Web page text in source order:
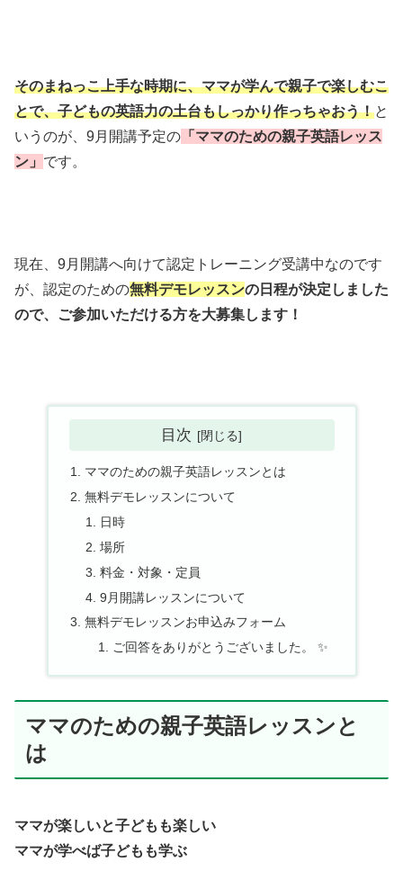
そのまねっこ上手な時期に、ママが学んで親子で楽しむこ
とで、子どもの英語力の土台もしっかり作っちゃおう！と
いうのが、9月開講予定の 「ママのための親子英語レッス
ン」 です。
現在、9月開講へ向けて認定トレーニング受講中なのです
が、認定のための無料デモレッスンの日程が決定しました
ので、ご参加いただける方を大募集します！
目次
ママのための親子英語レッスンとは
無料デモレッスンについて
日時
場所
料金・対象・定員
9月開講レッスンについて
無料デモレッスンお申込みフォーム
ご回答をありがとうございました。 ✨
ママのための親子英語レッスンと
は
ママが楽しいと子どもも楽しい
ママが学べば子どもも学ぶ